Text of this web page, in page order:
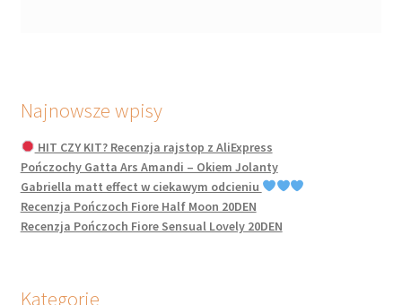
Najnowsze wpisy
HIT CZY KIT? Recenzja rajstop z AliExpress
Pończochy Gatta Ars Amandi – Okiem Jolanty
Gabriella matt effect w ciekawym odcieniu
Recenzja Pończoch Fiore Half Moon 20DEN
Recenzja Pończoch Fiore Sensual Lovely 20DEN
Kategorie